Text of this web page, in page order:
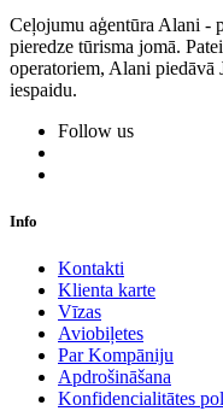
Ceļojumu aģentūra Alani -
pieredze tūrisma jomā.
operatoriem, Alani piedāvā
iespaidu.
Follow us
Info
Kontakti
Klienta karte
Vīzas
Aviobiļetes
Par Kompāniju
Apdrošināšana
Konfidencialitātes